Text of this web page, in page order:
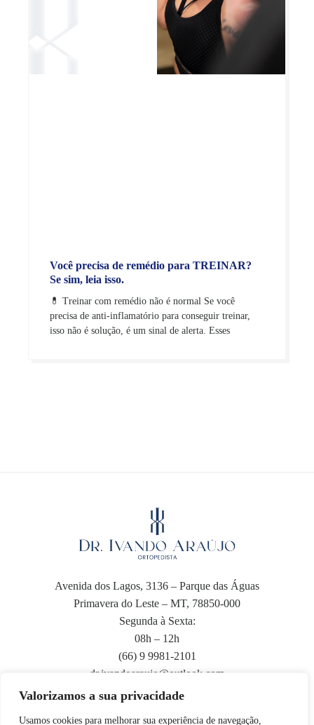
Valorizamos a sua privacidade
Usamos cookies para melhorar sua experiência de navegação,
Você precisa de remédio para TREINAR?
Se sim, leia isso.
💊 Treinar com remédio não é normal Se você
precisa de anti-inflamatório para conseguir treinar,
isso não é solução, é um sinal de alerta. Esses
Avenida dos Lagos, 3136 – Parque das Águas
Primavera do Leste – MT, 78850-000
Segunda à Sexta:
08h – 12h
(66) 9 9981-2101
dr.ivandoaraujo@outlook.com​